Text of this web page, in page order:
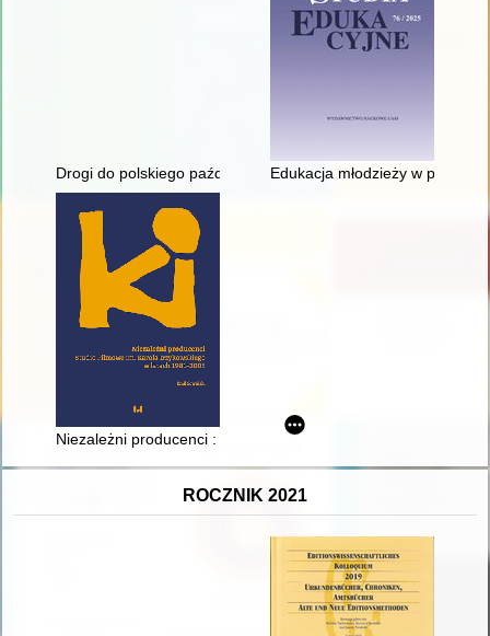
Drogi do polskiego października 1956 rokuEdukacja młodzieży w prasie
Niezależni producenci : Studio Filmowe im. Karola
ROCZNIK 2021